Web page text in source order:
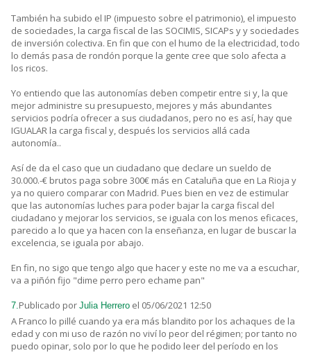
También ha subido el IP (impuesto sobre el patrimonio), el impuesto
de sociedades, la carga fiscal de las SOCIMIS, SICAPs y y sociedades
de inversión colectiva. En fin que con el humo de la electricidad, todo
lo demás pasa de rondón porque la gente cree que solo afecta a
los ricos.
Yo entiendo que las autonomías deben competir entre si y, la que
mejor administre su presupuesto, mejores y más abundantes
servicios podría ofrecer a sus ciudadanos, pero no es así, hay que
IGUALAR la carga fiscal y, después los servicios allá cada
autonomía..
Así de da el caso que un ciudadano que declare un sueldo de
30.000.-€ brutos paga sobre 300€ más en Cataluña que en La Rioja y
ya no quiero comparar con Madrid. Pues bien en vez de estimular
que las autonomías luches para poder bajar la carga fiscal del
ciudadano y mejorar los servicios, se iguala con los menos eficaces,
parecido a lo que ya hacen con la enseñanza, en lugar de buscar la
excelencia, se iguala por abajo.
En fin, no sigo que tengo algo que hacer y este no me va a escuchar,
va a piñón fijo "dime perro pero echame pan"
7. Publicado por Julia Herrero el 05/06/2021 12:50
A Franco lo pillé cuando ya era más blandito por los achaques de la
edad y con mi uso de razón no viví lo peor del régimen; por tanto no
puedo opinar, solo por lo que he podido leer del período en los